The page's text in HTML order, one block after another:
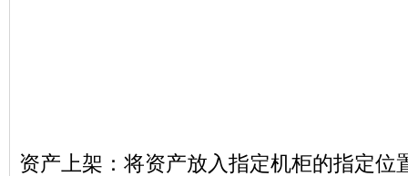
资产上架：将资产放入指定机柜的指定位